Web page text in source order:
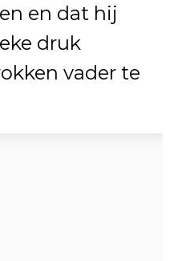
en dat hij
druk
vader te